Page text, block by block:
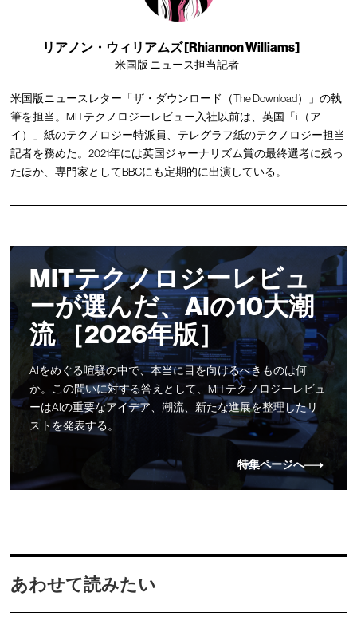
リアノン・ウィリアムズ [Rhiannon Williams]
米国版 ニュース担当記者
米国版ニュースレター「ザ・ダウンロード（The Download）」の執
筆を担当。MITテクノロジーレビュー入社以前は、英国「i （ア
イ）」紙のテクノロジー特派員、テレグラフ紙のテクノロジー担当
記者を務めた。2021年には英国ジャーナリズム賞の最終選考に残っ
たほか、専門家としてBBCにも定期的に出演している。
MITテクノロジーレビュ
ーが選んだ、AIの10大潮
流 ［2026年版］
AIをめぐる喧騒の中で、本当に目を向けるべきものは何
か。この問いに対する答えとして、MITテクノロジーレビュ
ーはAIの重要なアイデア、潮流、新たな進展を整理したリ
ストを発表する。
特集ページへ
あわせて読みたい